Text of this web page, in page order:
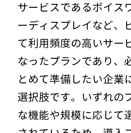
サービスであるボイス
ーディスプレイなど、
て利用頻度の高いサー
なったプランであり、
とめて準備したい企業
選択肢です。いずれの
な機能や規模に応じて